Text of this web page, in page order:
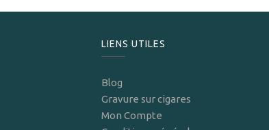
LIENS UTILES
Blog
Gravure sur cigares
Mon Compte